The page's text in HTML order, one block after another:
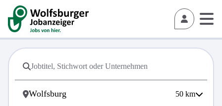
50 km